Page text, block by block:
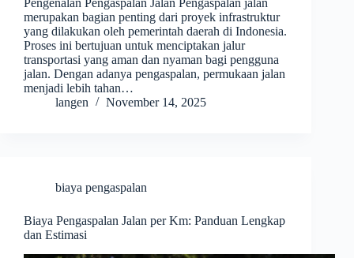
Pengenalan Pengaspalan Jalan Pengaspalan jalan
merupakan bagian penting dari proyek infrastruktur
yang dilakukan oleh pemerintah daerah di Indonesia.
Proses ini bertujuan untuk menciptakan jalur
transportasi yang aman dan nyaman bagi pengguna
jalan. Dengan adanya pengaspalan, permukaan jalan
menjadi lebih tahan…
langen
November 14, 2025
biaya pengaspalan
Biaya Pengaspalan Jalan per Km: Panduan Lengkap
dan Estimasi